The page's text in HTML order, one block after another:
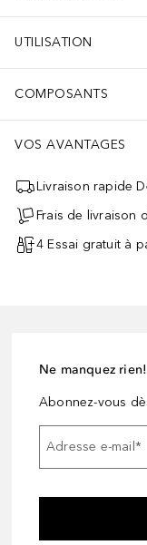
UTILISATION
COMPOSANTS
VOS AVANTAGES
Livraison rapide
Frais de livraison
4 Essai gratuit à
Ne manquez rien!
Abonnez-vous
Adresse e-mail*